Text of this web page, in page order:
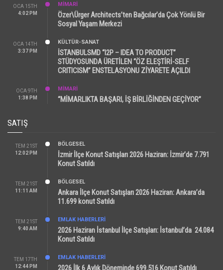
OCA 15TH
4:02 PM
MİMARİ
Özer\Ürger Architects’ten Bağcılar’da Çok Yönlü Bir
Sosyal Yaşam Merkezi
OCA 14TH
3:37 PM
KÜLTÜR-SANAT
İSTANBULSMD “I2P – IDEA TO PRODUCT”
STÜDYOSUNDA ÜRETİLEN “ÖZ ELEŞTİRİ-SELF
CRITICISM” ENSTELASYONU ZİYARETE AÇILDI
OCA 9TH
1:38 PM
MİMARİ
“MİMARLIKTA BAŞARI, İŞ BİRLİĞİNDEN GEÇİYOR”
SATIŞ
TEM 21ST
12:02 PM
BÖLGESEL
İzmir İlçe Konut Satışları 2026 Haziran: İzmir’de 7.791
Konut Satıldı
TEM 21ST
11:11 AM
BÖLGESEL
Ankara İlçe Konut Satışları 2026 Haziran: Ankara’da
11.699 konut Satıldı
TEM 21ST
9:40 AM
EMLAK HABERLERI
2026 Haziran İstanbul İlçe Satışları: İstanbul’da 24.084
Konut Satıldı
TEM 17TH
12:44 PM
EMLAK HABERLERI
2026 İlk 6 Aylık Döneminde 699.516 Konut Satıldı